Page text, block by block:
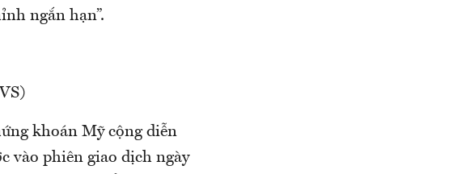
ngắn hạn”.
khoán Mỹ cộng diễn
vào phiên giao dịch ngày